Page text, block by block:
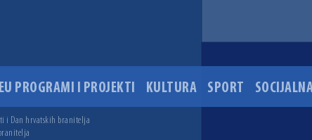
EU PROGRAMI I PROJEKTI KULTURA SPORT
i Dan hrvatskih branitelja